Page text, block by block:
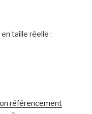
taille réelle :
référencement